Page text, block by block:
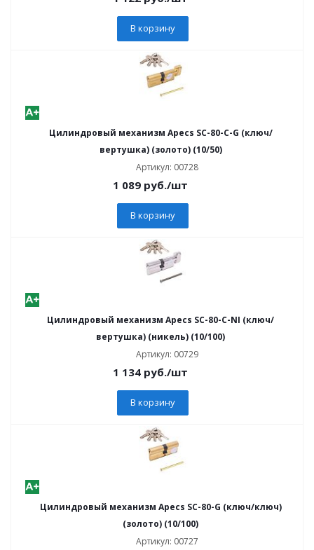
В корзину
Цилиндровый механизм Apecs SC-80-C-G (ключ/
вертушка) (золото) (10/50)
Артикул: 00728
1 089руб./шт
В корзину
Цилиндровый механизм Apecs SC-80-C-NI (ключ/
вертушка) (никель) (10/100)
Артикул: 00729
1 134руб./шт
В корзину
Цилиндровый механизм Apecs SC-80-G (ключ/ключ)
(золото) (10/100)
Артикул: 00727